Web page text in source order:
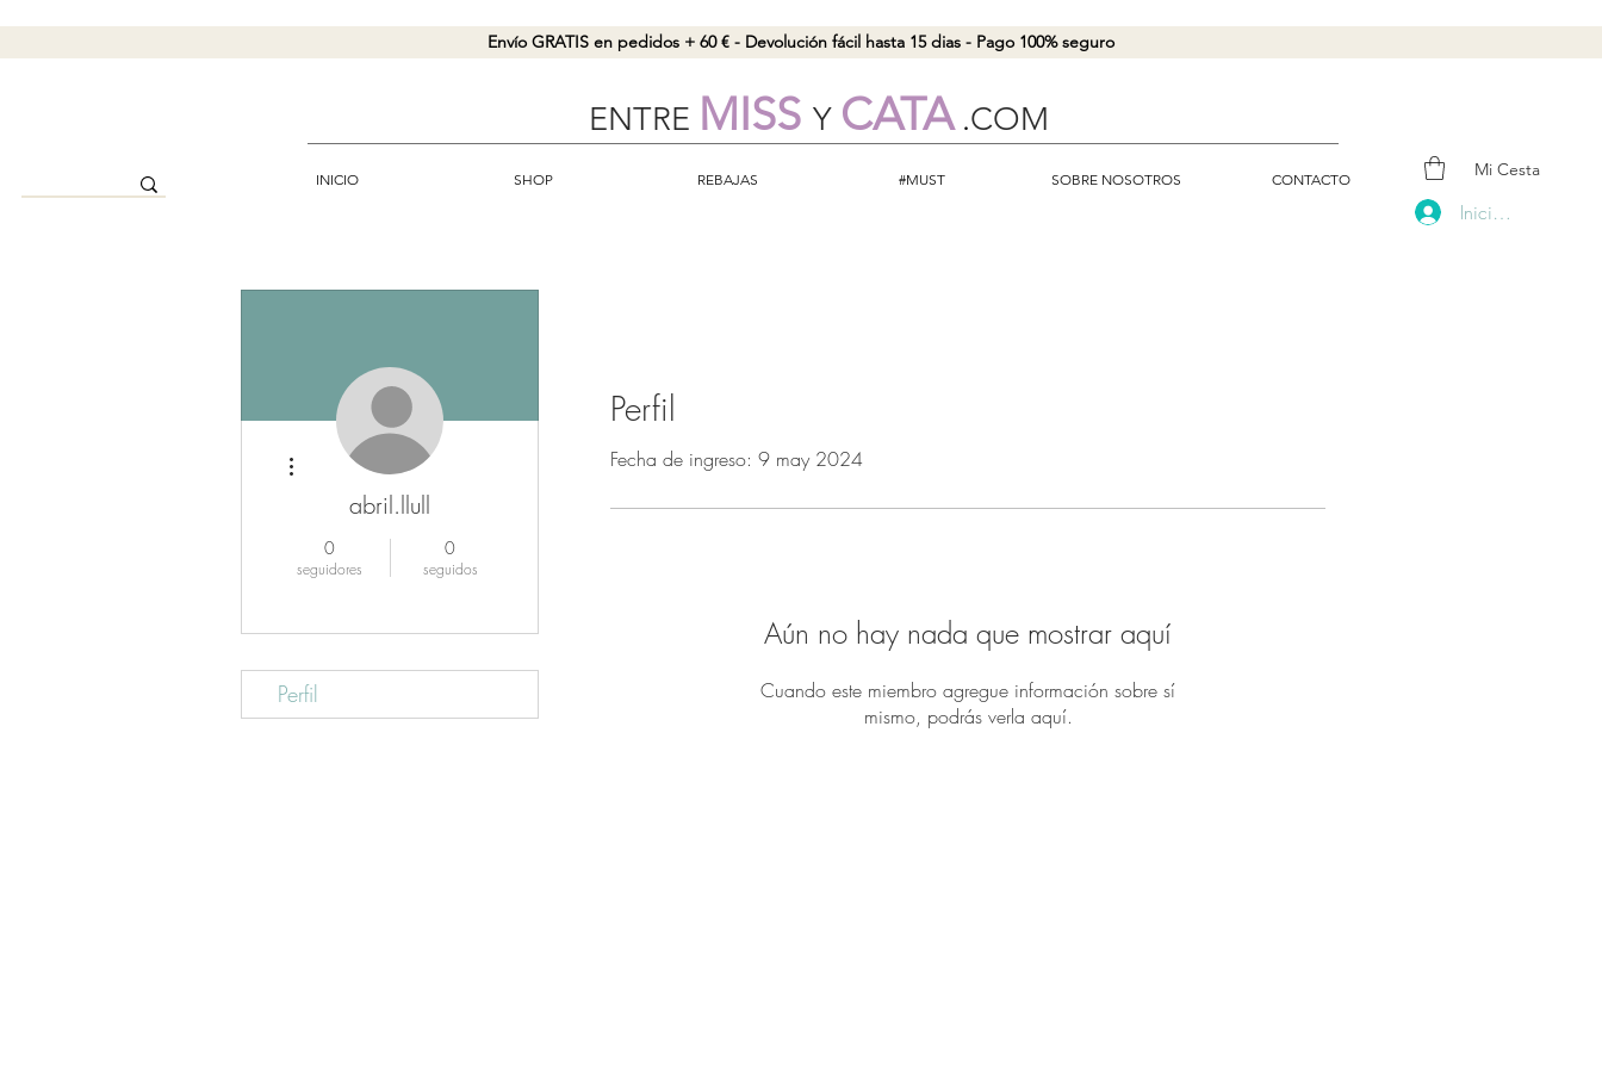
Envío GRATIS en pedidos + 60 € - Devolución fácil hasta 15 dias - Pago 100% seguro
ENTRE MISS Y CATA.COM
INICIO SHOP REBAJAS #MUST SOBRE NOSOTROS CONTACTO Mi Cesta
Iniciar sesión
Perfil
Fecha de ingreso: 9 may 2024
Aún no hay nada que mostrar aquí
Cuando este miembro agregue información sobre sí
mismo, podrás verla aquí.
abril.llull
0
seguidores
0
seguidos
Más acciones
Perfil